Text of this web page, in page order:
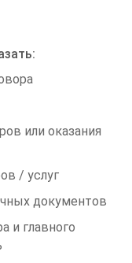
или оказания
/ услуг
документов
и главного